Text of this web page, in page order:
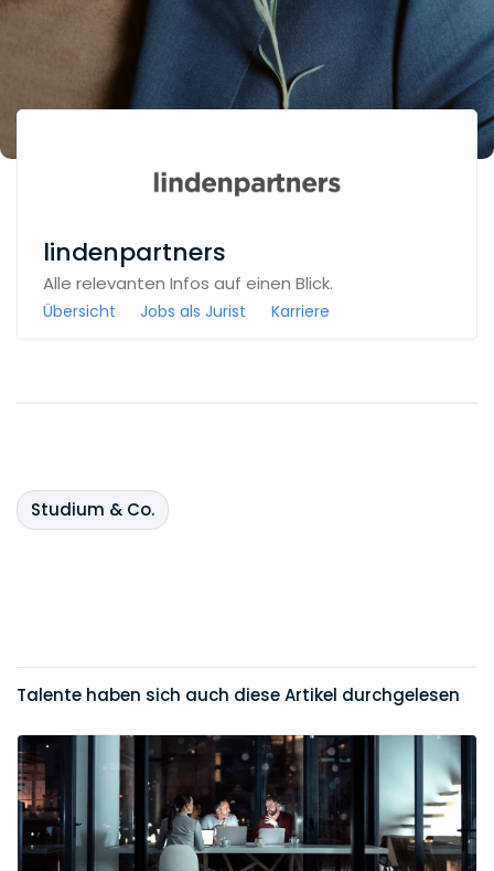
lindenpartners
Alle relevanten Infos auf einen Blick.
Übersicht Jobs als Jurist Karriere
Studium & Co.
Talente haben sich auch diese Artikel durchgelesen